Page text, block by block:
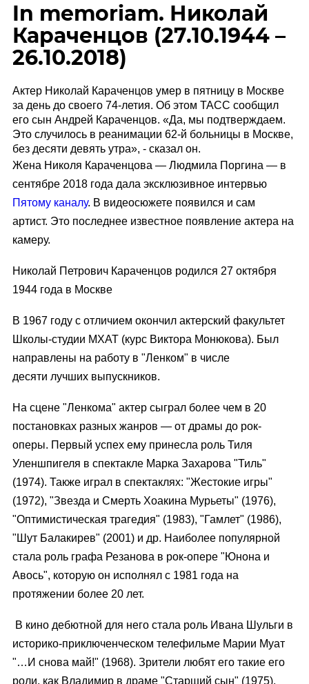
In memoriam. Николай
Караченцов (27.10.1944 –
26.10.2018)
Актер Николай Караченцов умер в пятницу в Москве
за день до своего 74-летия. Об этом ТАСС сообщил
его сын Андрей Караченцов. «Да, мы подтверждаем.
Это случилось в реанимации 62-й больницы в Москве,
без десяти девять утра», - сказал он.
Жена Николя Караченцова — Людмила Поргина — в
сентябре 2018 года дала эксклюзивное интервью
Пятому каналу. В видеосюжете появился и сам
артист. Это последнее известное появление актера на
камеру.
Николай Петрович Караченцов родился 27 октября
1944 года в Москве
В 1967 году с отличием окончил актерский факультет
Школы-студии МХАТ (курс Виктора Монюкова). Был
направлены на работу в "Ленком" в числе
десяти лучших выпускников.
На сцене "Ленкома" актер сыграл более чем в 20
постановках разных жанров — от драмы до рок-
оперы. Первый успех ему принесла роль Тиля
Уленшпигеля в спектакле Марка Захарова "Тиль"
(1974). Также играл в спектаклях: "Жестокие игры"
(1972), "Звезда и Cмерть Хоакина Мурьеты" (1976),
"Оптимистическая трагедия" (1983), "Гамлет" (1986),
"Шут Балакирев" (2001) и др. Наиболее популярной
стала роль графа Резанова в рок-опере "Юнона и
Авось", которую он исполнял с 1981 года на
протяжении более 20 лет.
В кино дебютной для него стала роль Ивана Шульги в
историко-приключенческом телефильме Марии Муат
"…И снова май!" (1968). Зрители любят его такие его
роли, как Владимир в драме "Старший сын" (1975),